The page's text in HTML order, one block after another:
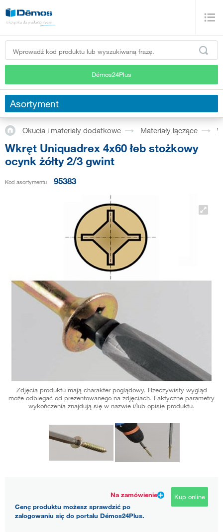
Démos24Plus
Asortyment
Okucia i materiały dodatkowe Materiały łączące
Wkręt Uniquadrex 4x60 łeb stożkowy
ocynk żółty 2/3 gwint
Kod asortymentu 95383
Zdjęcia produktu mają charakter poglądowy. Rzeczywisty wygląd
może odbiegać od prezentowanego na zdjęciach. Faktyczne parametry
wykończenia znajdują się w nazwie i/lub opisie produktu.
Na zamówienie
Cenę produktu możesz sprawdzić po
zalogowaniu się do portalu Démos24Plus.
Kup online